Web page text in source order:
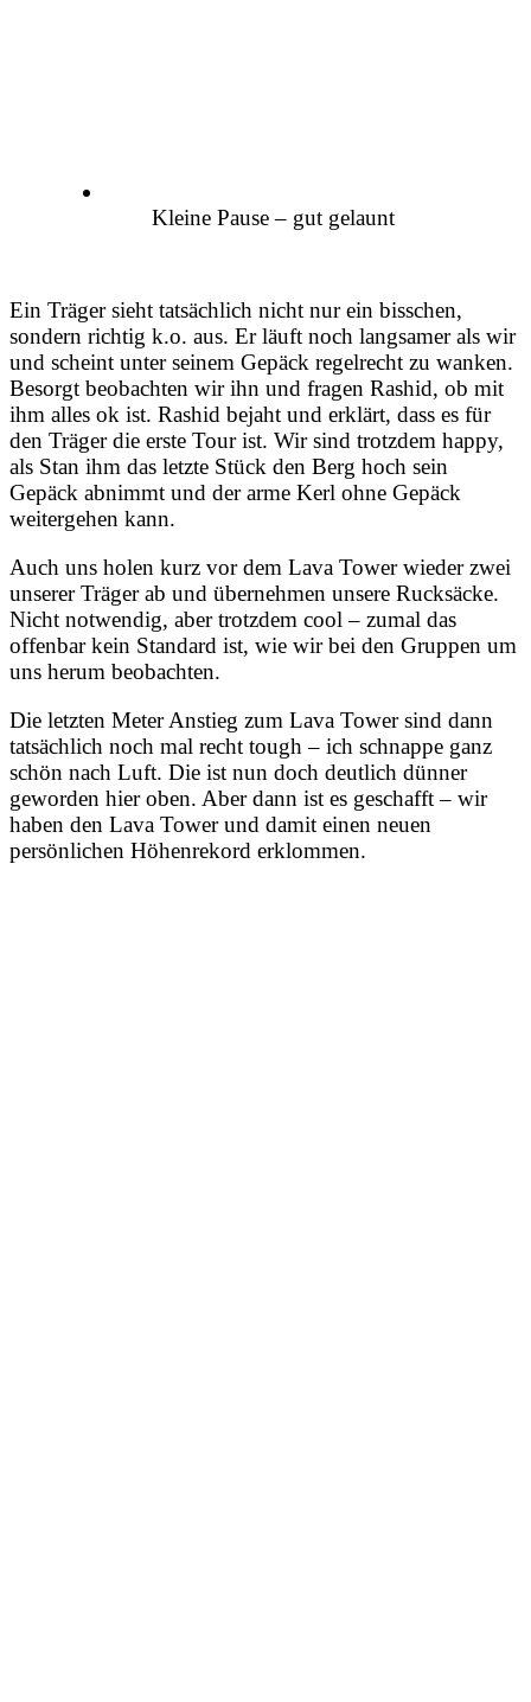
Kleine Pause – gut gelaunt
Ein Träger sieht tatsächlich nicht nur ein bisschen,
sondern richtig k.o. aus. Er läuft noch langsamer als wir
und scheint unter seinem Gepäck regelrecht zu wanken.
Besorgt beobachten wir ihn und fragen Rashid, ob mit
ihm alles ok ist. Rashid bejaht und erklärt, dass es für
den Träger die erste Tour ist. Wir sind trotzdem happy,
als Stan ihm das letzte Stück den Berg hoch sein
Gepäck abnimmt und der arme Kerl ohne Gepäck
weitergehen kann.
Auch uns holen kurz vor dem Lava Tower wieder zwei
unserer Träger ab und übernehmen unsere Rucksäcke.
Nicht notwendig, aber trotzdem cool – zumal das
offenbar kein Standard ist, wie wir bei den Gruppen um
uns herum beobachten.
Die letzten Meter Anstieg zum Lava Tower sind dann
tatsächlich noch mal recht tough – ich schnappe ganz
schön nach Luft. Die ist nun doch deutlich dünner
geworden hier oben. Aber dann ist es geschafft – wir
haben den Lava Tower und damit einen neuen
persönlichen Höhenrekord erklommen.